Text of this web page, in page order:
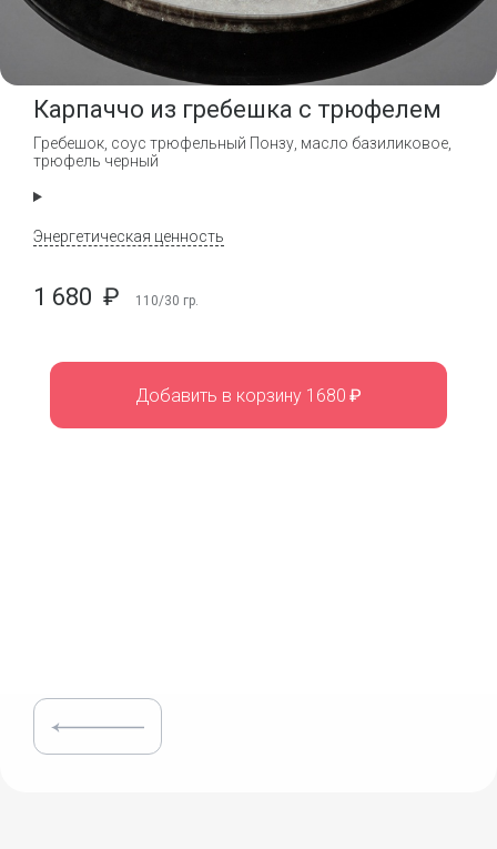
Карпаччо из гребешка с трюфелем
Гребешок, соус трюфельный Понзу, масло базиликовое,
трюфель черный
Энергетическая ценность
1 680 ₽ 110/30 гр.
Добавить в корзину 1680 ₽